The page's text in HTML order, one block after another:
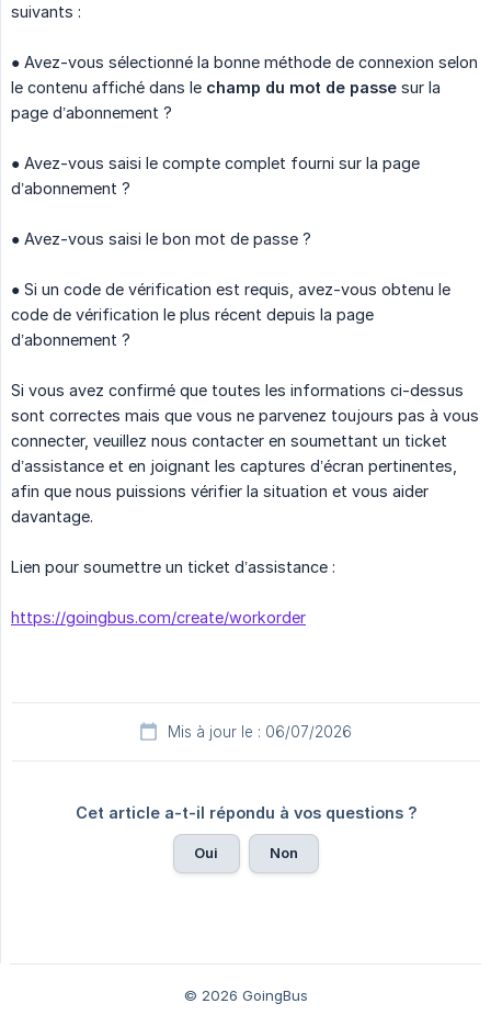
suivants :
● Avez-vous sélectionné la bonne méthode de connexion selon
le contenu affiché dans le champ du mot de passe sur la
page d’abonnement ?
● Avez-vous saisi le compte complet fourni sur la page
d’abonnement ?
● Avez-vous saisi le bon mot de passe ?
● Si un code de vérification est requis, avez-vous obtenu le
code de vérification le plus récent depuis la page
d’abonnement ?
Si vous avez confirmé que toutes les informations ci-dessus
sont correctes mais que vous ne parvenez toujours pas à vous
connecter, veuillez nous contacter en soumettant un ticket
d’assistance et en joignant les captures d’écran pertinentes,
afin que nous puissions vérifier la situation et vous aider
davantage.
Lien pour soumettre un ticket d’assistance :
https://goingbus.com/create/workorder
Mis à jour le : 06/07/2026
Cet article a-t-il répondu à vos questions ?
Oui Non
© 2026 GoingBus